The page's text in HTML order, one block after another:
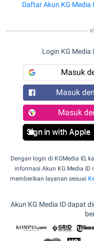
Daftar Akun KG Media
Login KG Media
Masuk
Masuk
Masuk
Sign in with Apple
Dengan login di KGMedia ID,
informasi Akun KG Media
memberikan layanan sesuai
Akun KG Media ID dapat